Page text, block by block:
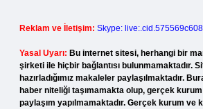
Reklam ve İletişim: Skype:
Yasal Uyarı: Bu internet sitesi, herhangi bir
şirketi ile hiçbir bağlantısı bulunmamaktadır.
hazırladığımız makaleler paylaşılmaktadır.
haber niteliği taşımamakta olup, gerçek
paylaşım yapılmamaktadır. Gerçek kurum ve